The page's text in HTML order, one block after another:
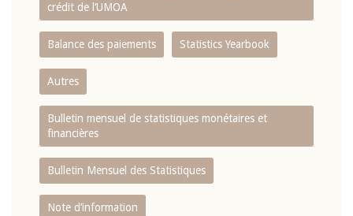
crédit de l‘UMOA
Balance des paiements Statistics Yearbook
Autres
Bulletin mensuel de statistiques monétaires et
financières
Bulletin Mensuel des Statistiques
Note d’information